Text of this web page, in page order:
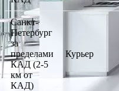
Санкт-
Петербург
за
пределами
КАД (2-5
км от
КАД)
Курьер